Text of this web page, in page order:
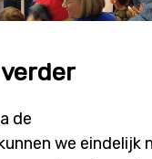
de
we eindelijk